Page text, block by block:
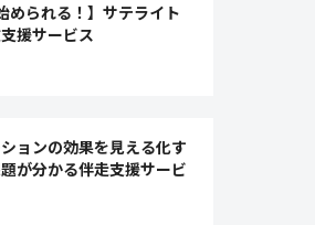
められる！】サテライト
援サービス
ョンの効果を見える化す
が分かる伴走支援サービ